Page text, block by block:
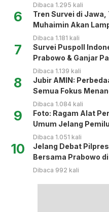
Dibaca 1.295 kali
6
Tren Survei di
Muhaimin Akan
Dibaca 1.181 kali
7
Survei Puspoll
Prabowo & Ganjar
Dibaca 1.139 kali
8
Jubir AMIN:
Semua Fokus
Dibaca 1.084 kali
9
Foto: Ragam Alat
Umum Jelang Pemilu
Dibaca 1.051 kali
10
Jelang Debat
Bersama Prabowo
Dibaca 992 kali